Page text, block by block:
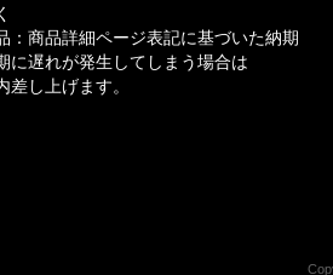
商品詳細ページ表記に基づいた納期
に遅れが発生してしまう場合は
し上げます。